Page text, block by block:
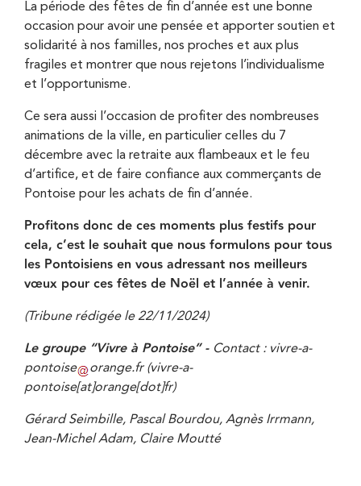
La période des fêtes de fin d’année est une bonne
occasion pour avoir une pensée et apporter soutien et
solidarité à nos familles, nos proches et aux plus
fragiles et montrer que nous rejetons l’individualisme
et l’opportunisme.
Ce sera aussi l’occasion de profiter des nombreuses
animations de la ville, en particulier celles du 7
décembre avec la retraite aux flambeaux et le feu
d’artifice, et de faire confiance aux commerçants de
Pontoise pour les achats de fin d’année.
Profitons donc de ces moments plus festifs pour
cela, c’est le souhait que nous formulons pour tous
les Pontoisiens en vous adressant nos meilleurs
vœux pour ces fêtes de Noël et l’année à venir.
(Tribune rédigée le 22/11/2024)
Le groupe “Vivre à Pontoise” - Contact : vivre-a-
pontoise
orange.fr(vivre-a-
pontoise[at]orange[dot]fr)
Gérard Seimbille, Pascal Bourdou, Agnès Irrmann,
Jean-Michel Adam, Claire Moutté